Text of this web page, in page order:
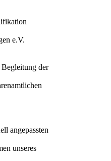
e.V.
der
angepassten
unseres